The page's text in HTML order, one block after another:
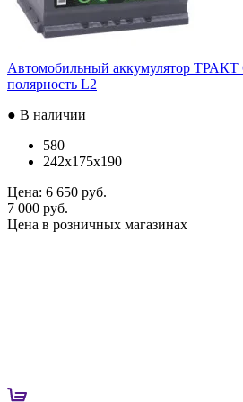
Автомобильный аккумулятор ТРАКТ
полярность L2
● В наличии
580
242x175x190
Цена: 6 650 руб.
7 000 руб.
Цена в розничных магазинах